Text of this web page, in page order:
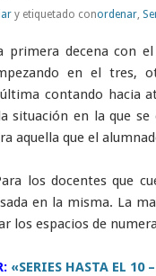
y etiquetado conordenar,
decena con
en el tres,
contando hacia
en la que se
aquella que el
los docentes que
en la misma. La
los espacios de
«SERIES HASTA EL 10